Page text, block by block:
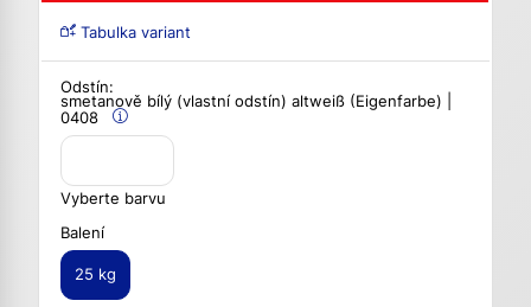
Tabulka variant
Odstín:
smetanově bílý (vlastní odstín) altweiß (Eigenfarbe) |
0408
Vyberte barvu
Balení
25 kg